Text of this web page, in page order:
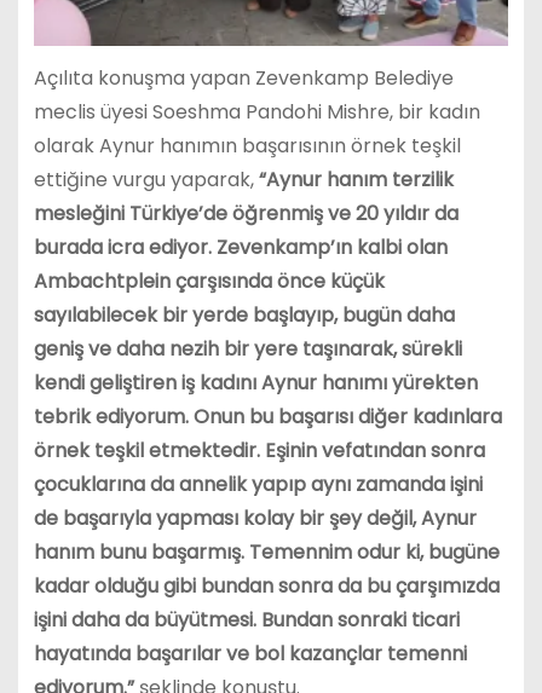
Açılıta konuşma yapan Zevenkamp Belediye
meclis üyesi Soeshma Pandohi Mishre, bir kadın
olarak Aynur hanımın başarısının örnek teşkil
ettiğine vurgu yaparak,“Aynur hanım terzilik
mesleğini Türkiye’de öğrenmiş ve 20 yıldır da
burada icra ediyor. Zevenkamp’ın kalbi olan
Ambachtplein çarşısında önce küçük
sayılabilecek bir yerde başlayıp, bugün daha
geniş ve daha nezih bir yere taşınarak, sürekli
kendi geliştiren iş kadını Aynur hanımı yürekten
tebrik ediyorum. Onun bu başarısı diğer kadınlara
örnek teşkil etmektedir. Eşinin vefatından sonra
çocuklarına da annelik yapıp aynı zamanda işini
de başarıyla yapması kolay bir şey değil, Aynur
hanım bunu başarmış. Temennim odur ki, bugüne
kadar olduğu gibi bundan sonra da bu çarşımızda
işini daha da büyütmesi. Bundan sonraki ticari
hayatında başarılar ve bol kazançlar temenni
ediyorum.”şeklinde konuştu.